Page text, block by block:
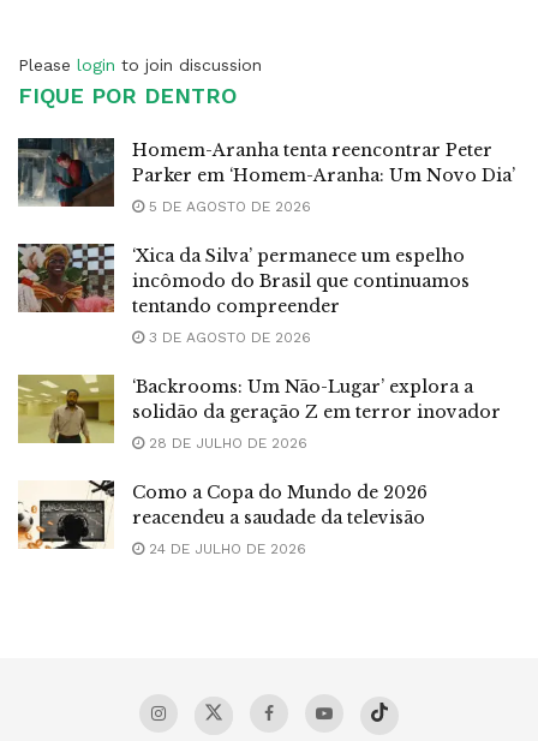
Please login to join discussion
FIQUE POR DENTRO
Homem-Aranha tenta reencontrar Peter
Parker em ‘Homem-Aranha: Um Novo Dia’
5 DE AGOSTO DE 2026
‘Xica da Silva’ permanece um espelho
incômodo do Brasil que continuamos
tentando compreender
3 DE AGOSTO DE 2026
‘Backrooms: Um Não-Lugar’ explora a
solidão da geração Z em terror inovador
28 DE JULHO DE 2026
Como a Copa do Mundo de 2026
reacendeu a saudade da televisão
24 DE JULHO DE 2026